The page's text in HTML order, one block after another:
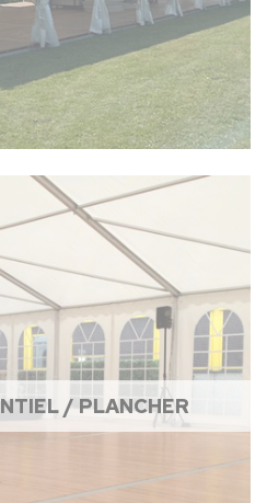
/ PLANCHER